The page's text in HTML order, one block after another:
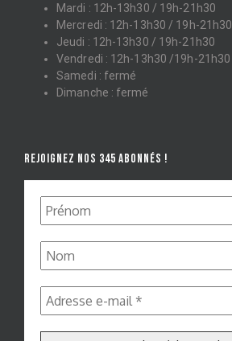
Mardi : 12h-13h30 / 19h-21h30
Mercredi : 12h-13h30 / 19h-21h30
Jeudi : 12h-13h30 / 19h-21h30
Vendredi : 12h-13h30 /19h-21h30
Samedi : fermé
Dimanche : fermé
REJOIGNEZ NOS 345 ABONNÉS !